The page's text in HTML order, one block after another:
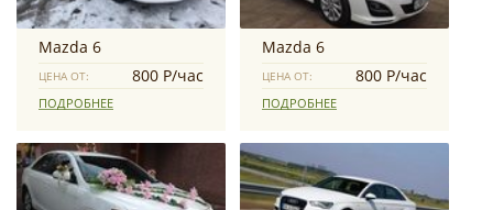
Mazda 6
ЦЕНА ОТ: 800 Р/час
ПОДРОБНЕЕ
Mazda 6
ЦЕНА ОТ: 800 Р/час
ПОДРОБНЕЕ